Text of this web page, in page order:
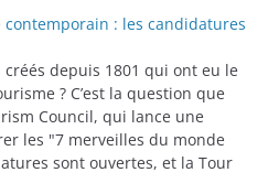
: les candidatures
depuis 1801 qui ont eu le
? C’est la question que
Council, qui lance une
les "7 merveilles du monde
sont ouvertes, et la Tour